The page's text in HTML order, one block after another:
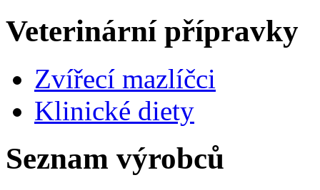
Veterinární přípravky
Zvířecí mazlíčci
Klinické diety
Seznam výrobců